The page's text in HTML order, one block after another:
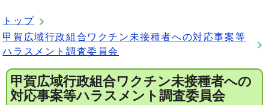
トップ
甲賀広域行政組合ワクチン未接種者への対応事案等
ハラスメント調査委員会
甲賀広域行政組合ワクチン未接種者への
対応事案等ハラスメント調査委員会